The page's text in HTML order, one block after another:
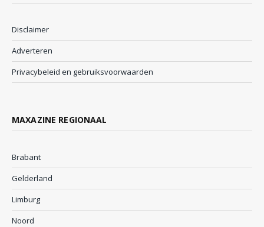
Disclaimer
Adverteren
Privacybeleid en gebruiksvoorwaarden
MAXAZINE REGIONAAL
Brabant
Gelderland
Limburg
Noord